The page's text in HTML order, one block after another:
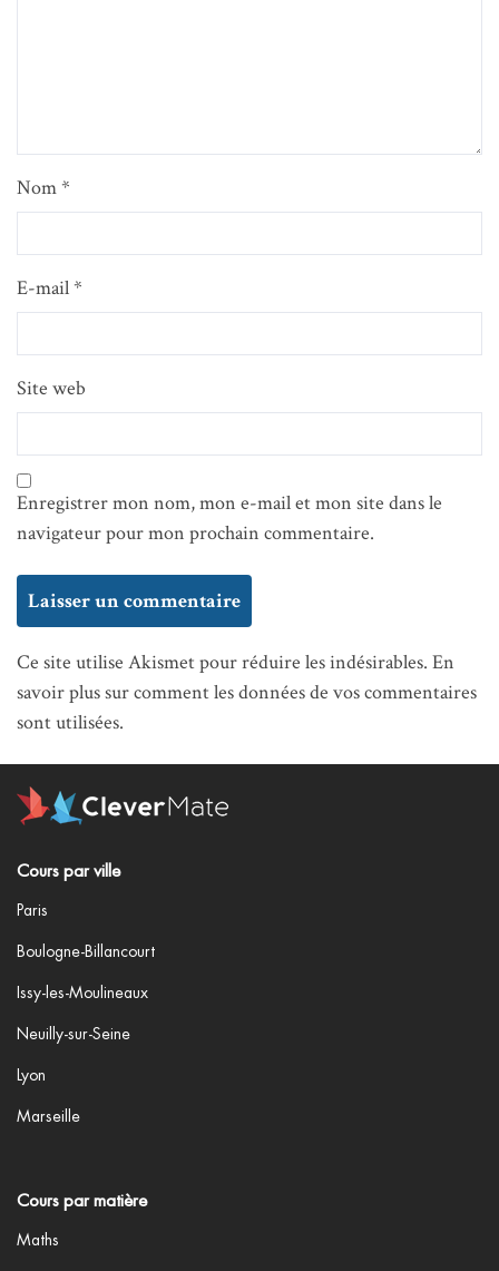
Nom*
E-mail*
Site web
Enregistrer mon nom, mon e-mail et mon site dans le
navigateur pour mon prochain commentaire.
Ce site utilise Akismet pour réduire les indésirables. En
savoir plus sur comment les données de vos commentaires
sont utilisées.
Cours par ville
Paris
Boulogne-Billancourt
Issy-les-Moulineaux
Neuilly-sur-Seine
Lyon
Marseille
Cours par matière
Maths